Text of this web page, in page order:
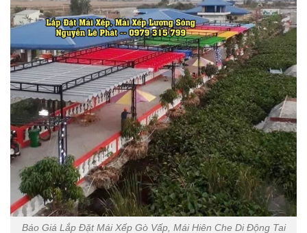
Báo Giá Lắp Đặt Mái Xếp Gò Vấp, Mái Hiên Che Di Động Tai